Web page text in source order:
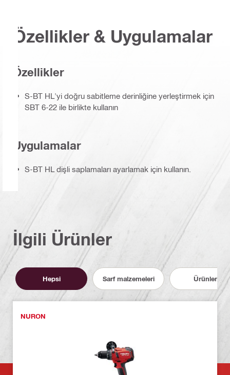
Özellikler & Uygulamalar
Özellikler
S-BT HL'yi doğru sabitleme derinliğine yerleştirmek için
SBT 6-22 ile birlikte kullanın
Uygulamalar
S-BT HL dişli saplamaları ayarlamak için kullanın.
İlgili Ürünler
Hepsi Sarf malzemeleri Ürünler
NURON